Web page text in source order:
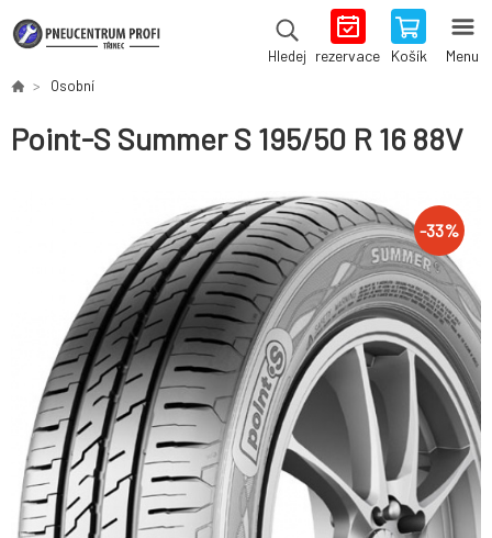
Hledej rezervace Košík Menu
Osobní
Point-S Summer S 195/50 R 16 88V
-33%